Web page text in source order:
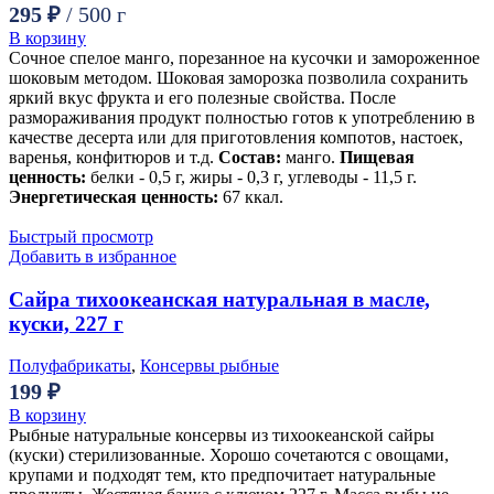
295 ₽ / 500 г
В корзину
Сочное спелое манго, порезанное на кусочки и замороженное
шоковым методом. Шоковая заморозка позволила сохранить
яркий вкус фрукта и его полезные свойства. После
размораживания продукт полностью готов к употреблению в
качестве десерта или для приготовления компотов, настоек,
варенья, конфитюров и т.д. Состав: манго. Пищевая
ценность: белки - 0,5 г, жиры - 0,3 г, углеводы - 11,5 г.
Энергетическая ценность: 67 ккал.
Быстрый просмотр
Добавить в избранное
Сайра тихоокеанская натуральная в масле,
куски, 227 г
Полуфабрикаты, Консервы рыбные
199 ₽
В корзину
Рыбные натуральные консервы из тихоокеанской сайры
(куски) стерилизованные. Хорошо сочетаются с овощами,
крупами и подходят тем, кто предпочитает натуральные